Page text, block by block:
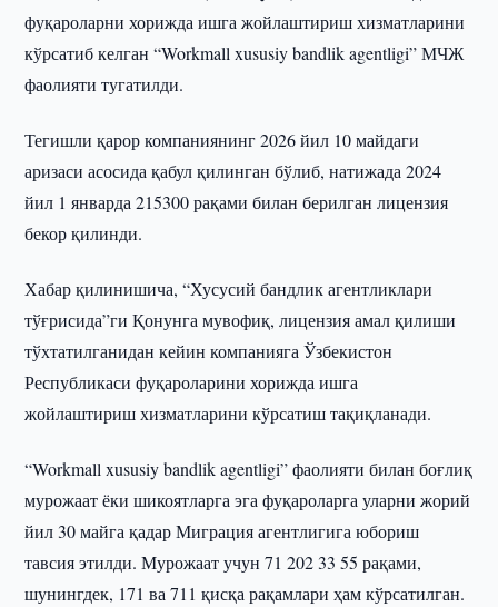
фуқароларни хорижда ишга жойлаштириш хизматларини
кўрсатиб келган “Workmall xususiy bandlik agentligi” МЧЖ
фаолияти тугатилди.
Тегишли қарор компаниянинг 2026 йил 10 майдаги
аризаси асосида қабул қилинган бўлиб, натижада 2024
йил 1 январда 215300 рақами билан берилган лицензия
бекор қилинди.
Хабар қилинишича, “Хусусий бандлик агентликлари
тўғрисида”ги Қонунга мувофиқ, лицензия амал қилиши
тўхтатилганидан кейин компанияга Ўзбекистон
Республикаси фуқароларини хорижда ишга
жойлаштириш хизматларини кўрсатиш тақиқланади.
“Workmall xususiy bandlik agentligi” фаолияти билан боғлиқ
мурожаат ёки шикоятларга эга фуқароларга уларни жорий
йил 30 майга қадар Миграция агентлигига юбориш
тавсия этилди. Мурожаат учун 71 202 33 55 рақами,
шунингдек, 171 ва 711 қисқа рақамлари ҳам кўрсатилган.